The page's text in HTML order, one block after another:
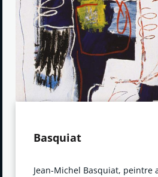
Basquiat
Jean-Michel Basquiat, peintre